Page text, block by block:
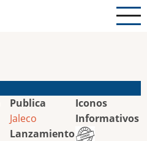
Publica
Jaleco
Lanzamiento
Iconos
Informativos